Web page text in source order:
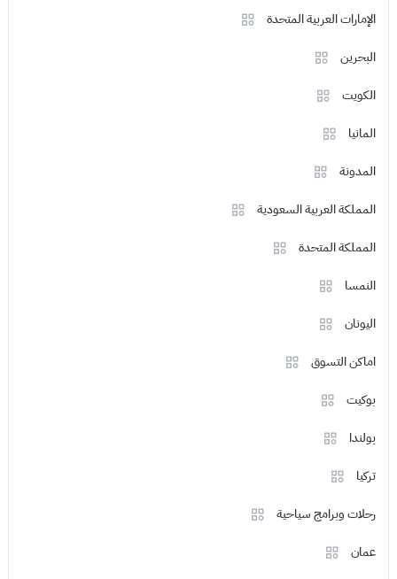
الإمارات العربية المتحدة
البحرين
الكويت
المانيا
المدونة
المملكة العربية السعودية
المملكة المتحدة
النمسا
اليونان
اماكن التسوق
بوكيت
بولندا
تركيا
رحلات وبرامج سياحية
عمان